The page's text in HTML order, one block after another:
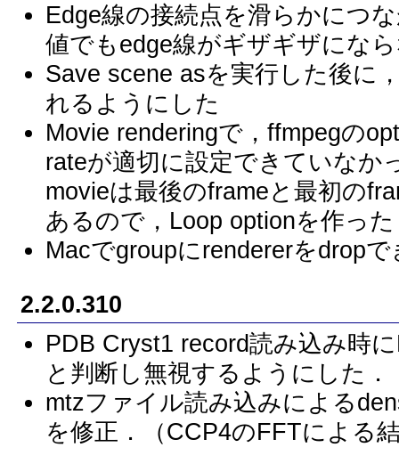
Edge線の接続点を滑らかにつ
値でもedge線がギザギザにな
Save scene asを実行した後に
れるようにした
Movie renderingで，ffmpegの
rateが適切に設定できていなか
movieは最後のframeと最初の
あるので，Loop optionを作った
Macでgroupにrendererをdrop
2.2.0.310
PDB Cryst1 record読み込み時
と判断し無視するようにした．
mtzファイル読み込みによる
を修正．（CCP4のFFTによる